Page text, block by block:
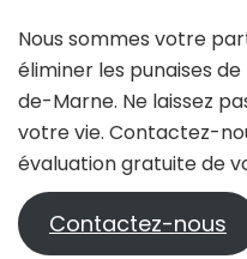
Nous sommes votre
éliminer les punaises
de-Marne. Ne laissez
votre vie. Contactez-
évaluation gratuite de
Contactez-nous